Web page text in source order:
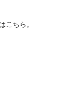
こちら。